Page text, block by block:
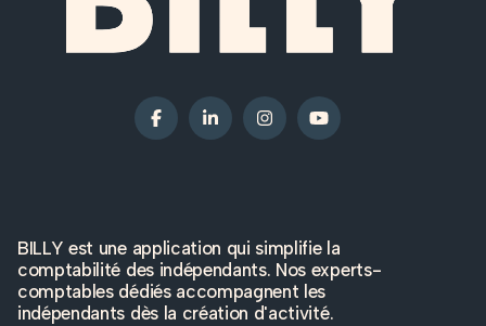
BILLY est une application qui simplifie la
comptabilité des indépendants. Nos experts-
comptables dédiés accompagnent les
indépendants dès la création d'activité.